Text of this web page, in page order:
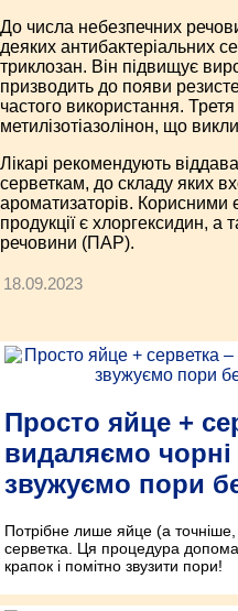
До числа небезпечних
деяких антибактеріальних
триклозан. Він підвищує
призводить до появи
частого використання.
метилізотіазолінон, що
Лікарі рекомендують
серветкам, до складу яких
ароматизаторів. Корисними
продукції є хлоргексидин, а
речовини (ПАР).
18.09.2023
Просто яйце +
видаляємо чорні
звужуємо пори
Потрібне лише яйце (а
серветка. Ця процедура
крапок і помітно звузити пори!